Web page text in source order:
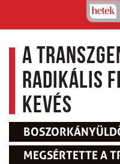
A
radikális
kevés
MEGSÉRTETTE A